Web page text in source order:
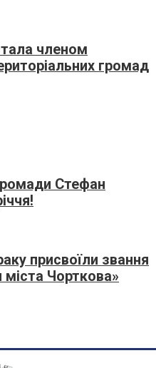
членом
громад
Стефан
присвоїли звання
Чорткова»